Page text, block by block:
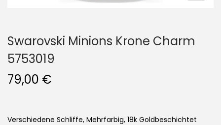
Swarovski Minions Krone Charm
5753019
79,00 €
Verschiedene Schliffe, Mehrfarbig, 18k Goldbeschichtet